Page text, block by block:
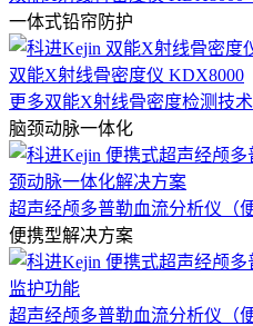
一体式铅帘防护
双能X射线骨密度仪 KDX8000
更多双能X射线骨密度检测技术
脑颈动脉一体化
超声经颅多普勒血流分析仪（
便携型解决方案
超声经颅多普勒血流分析仪（